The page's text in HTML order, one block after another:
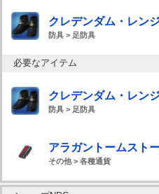
クレデンダム・レン
防具 > 足防具
必要なアイテム
クレデンダム・レン
防具 > 足防具
アラガントームスト
その他 > 各種通貨